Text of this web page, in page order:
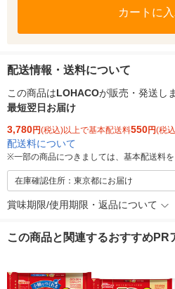
カートに
配送情報・送料について
この商品はLOHACOが販売・発送し
最短翌日お届け
3,780円(税込)以上で基本配送料550円(税
配送料について
※一部の商品につきましては、基本配送料を
在庫確認住所：東京都にお届け
賞味期限/使用期限・返品について
この商品と関連するおすすめPR